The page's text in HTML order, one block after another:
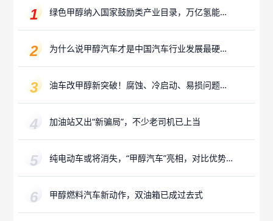
绿色甲醇纳入国家鼓励类产业目录，万亿氢能产
为什么说甲醇汽车才是中国汽车行业发展最硬的
油车改甲醇新突破！腐蚀、冷启动、易损问题已
加油站又出“新骗局”，不少老司机已上当
纯电动车或将消失，“甲醇汽车”亮相，对比优势
甲醇燃料汽车新动作，双油箱已成过去式